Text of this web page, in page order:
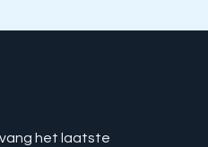
het laatste